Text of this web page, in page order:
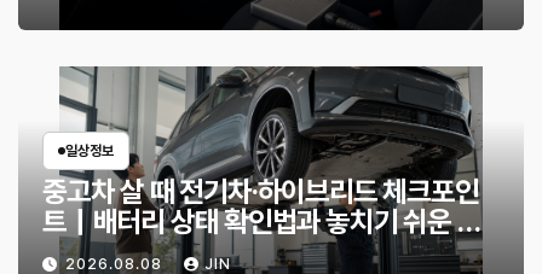
일상정보
중고차 살 때 전기차·하이브리드 체크포인
트｜배터리 상태 확인법과 놓치기 쉬운 위
험 신호
2026.08.08 JIN